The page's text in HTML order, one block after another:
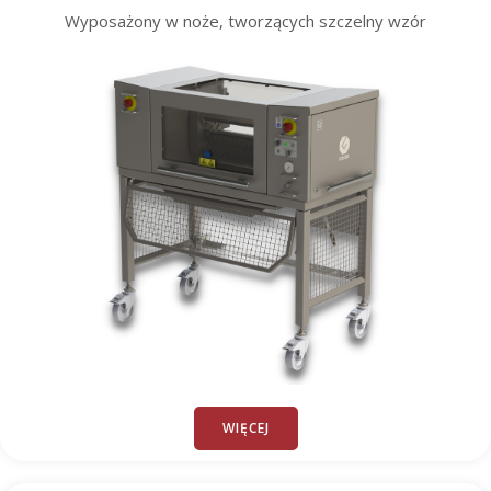
Wyposażony w noże, tworzących szczelny wzór
WIĘCEJ